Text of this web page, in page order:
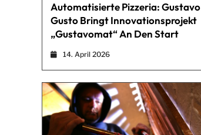
Automatisierte Pizzeria: Gustavo
Gusto Bringt Innovationsprojekt
„Gustavomat“ An Den Start
14. April 2026